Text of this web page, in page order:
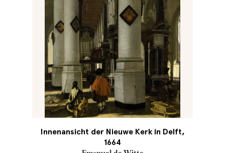
Innenansicht der Nieuwe Kerk in Delft,
1664